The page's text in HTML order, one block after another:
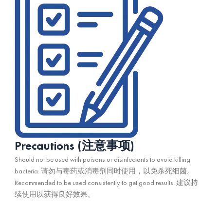
Precautions (注意事项)
Should not be used with poisons or disinfectants to avoid killing
bacteria.请勿与毒药或消毒剂同时使用，以免杀死细菌。
Recommended to be used consistently to get good results.建议持
续使用以获得良好效果。